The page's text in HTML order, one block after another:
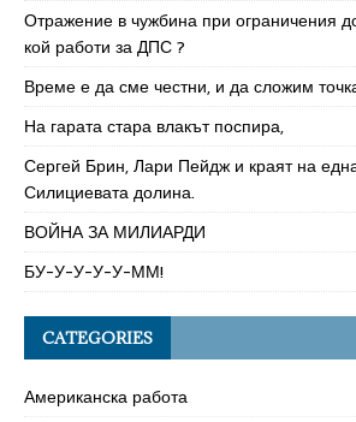
Отражение в чужбина при ограничения
кой работи за ДПС ?
Време е да сме честни, и да сложим
На гарата стара влакът поспира,
Сергей Брин, Лари Пейдж и краят на
Силициевата долина.
ВОЙНА ЗА МИЛИАРДИ
БУ-У-У-У-У-ММ!
CATEGORIES
Американска работа